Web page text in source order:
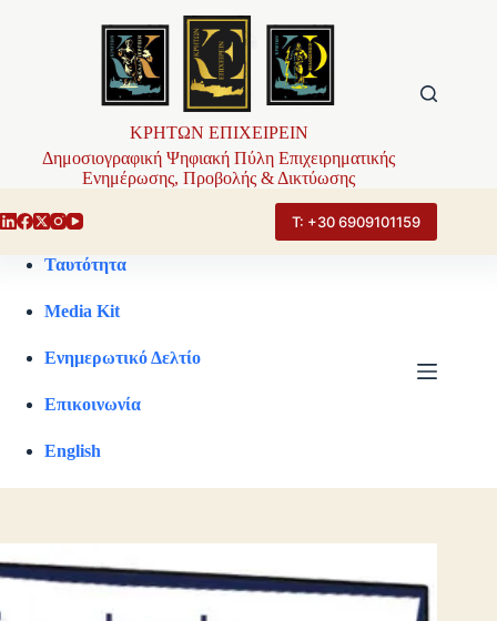
ΚΡΗΤΩΝ ΕΠΙΧΕΙΡΕΙΝ
Δημοσιογραφική Ψηφιακή Πύλη Επιχειρηματικής
Ενημέρωσης, Προβολής & Δικτύωσης
Τ: +30 6909101159
Ταυτότητα
Media Kit
Ενημερωτικό Δελτίο
Επικοινωνία
English